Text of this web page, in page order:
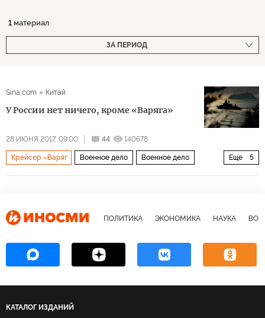
1 материал
ЗА ПЕРИОД
Sina.com Китай
У России нет ничего, кроме «Варяга»
28 ИЮНЯ 2017, 09:00 44 140678
Еще 5
Крейсер «Варяг Военное дело Военное дело
ПОЛИТИКА ЭКОНОМИКА НАУКА
КАТАЛОГ ИЗДАНИЙ